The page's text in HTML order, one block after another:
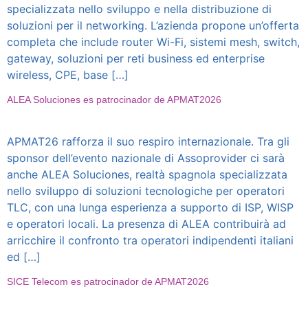
specializzata nello sviluppo e nella distribuzione di
soluzioni per il networking. L’azienda propone un’offerta
completa che include router Wi-Fi, sistemi mesh, switch,
gateway, soluzioni per reti business ed enterprise
wireless, CPE, base […]
ALEA Soluciones es patrocinador de APMAT2026
APMAT26 rafforza il suo respiro internazionale. Tra gli
sponsor dell’evento nazionale di Assoprovider ci sarà
anche ALEA Soluciones, realtà spagnola specializzata
nello sviluppo di soluzioni tecnologiche per operatori
TLC, con una lunga esperienza a supporto di ISP, WISP
e operatori locali. La presenza di ALEA contribuirà ad
arricchire il confronto tra operatori indipendenti italiani
ed […]
SICE Telecom es patrocinador de APMAT2026